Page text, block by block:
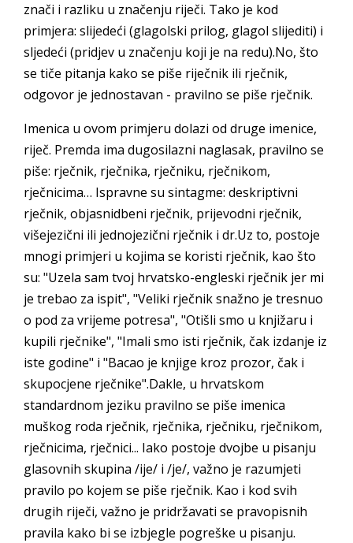
znači i razliku u značenju riječi. Tako je kod
primjera: slijedeći (glagolski prilog, glagol slijediti) i
sljedeći (pridjev u značenju koji je na redu).No, što
se tiče pitanja kako se piše riječnik ili rječnik,
odgovor je jednostavan - pravilno se piše rječnik.
Imenica u ovom primjeru dolazi od druge imenice,
riječ. Premda ima dugosilazni naglasak, pravilno se
piše: rječnik, rječnika, rječniku, rječnikom,
rječnicima… Ispravne su sintagme: deskriptivni
rječnik, objasnidbeni rječnik, prijevodni rječnik,
višejezični ili jednojezični rječnik i dr.Uz to, postoje
mnogi primjeri u kojima se koristi rječnik, kao što
su: "Uzela sam tvoj hrvatsko-engleski rječnik jer mi
je trebao za ispit", "Veliki rječnik snažno je tresnuo
o pod za vrijeme potresa", "Otišli smo u knjižaru i
kupili rječnike", "Imali smo isti rječnik, čak izdanje iz
iste godine" i "Bacao je knjige kroz prozor, čak i
skupocjene rječnike".Dakle, u hrvatskom
standardnom jeziku pravilno se piše imenica
muškog roda rječnik, rječnika, rječniku, rječnikom,
rječnicima, rječnici... Iako postoje dvojbe u pisanju
glasovnih skupina /ije/ i /je/, važno je razumjeti
pravilo po kojem se piše rječnik. Kao i kod svih
drugih riječi, važno je pridržavati se pravopisnih
pravila kako bi se izbjegle pogreške u pisanju.